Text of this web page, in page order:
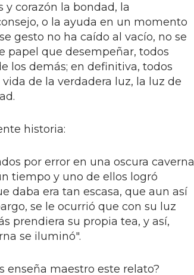
y corazón la bondad, la
o la ayuda en un momento
gesto no ha caído al vacío, no se
papel que desempeñar, todos
los demás; en definitiva, todos
de la verdadera luz, la luz de
historia:
por error en una oscura caverna
tiempo y uno de ellos logró
daba era tan escasa, que aun así
se le ocurrió que con su luz
prendiera su propia tea, y así,
se iluminó".
enseña maestro este relato?